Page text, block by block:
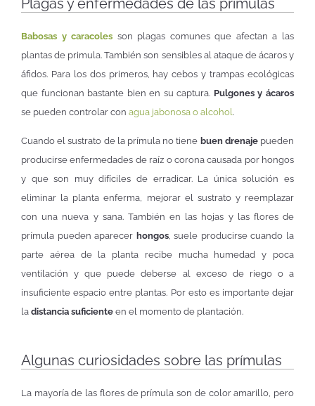
Babosas y caracoles son plagas comunes que afectan a las
plantas de primula. También son sensibles al ataque de ácaros y
áfidos. Para los dos primeros, hay cebos y trampas ecológicas
que funcionan bastante bien en su captura. Pulgones y ácaros
se pueden controlar con agua jabonosa o alcohol .
Cuando el sustrato de la prímula no tiene buen drenajepueden
producirse enfermedades de raíz o corona causada por hongos
y que son muy difíciles de erradicar. La única solución es
eliminar la planta enferma, mejorar el sustrato y reemplazar
con una nueva y sana. También en las hojas y las flores de
prímula pueden aparecer hongos, suele producirse cuando la
parte aérea de la planta recibe mucha humedad y poca
ventilación y que puede deberse al exceso de riego o a
insuficiente espacio entre plantas. Por esto es importante dejar
la distancia suficiente en el momento de plantación.
Algunas curiosidades sobre las prímulas
La mayoría de las flores de prímula son de color amarillo, pero